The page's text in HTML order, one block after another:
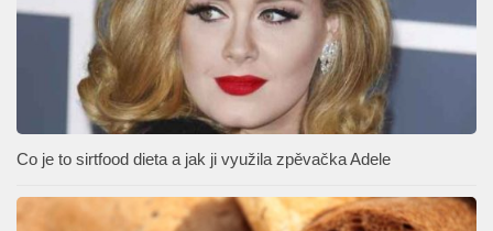
Co je to sirtfood dieta a jak ji využila zpěvačka Adele